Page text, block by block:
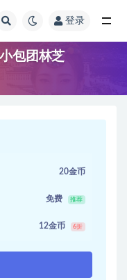
登录
包团林芝
20金币
免费 推荐
12金币 6折